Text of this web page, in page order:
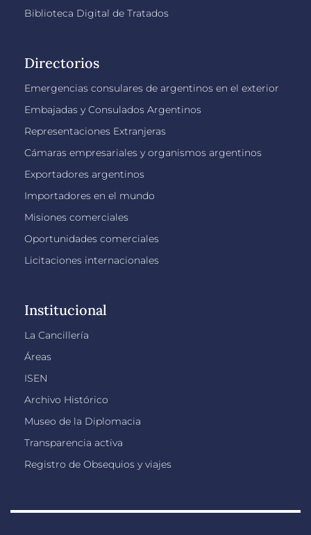
Biblioteca Digital de Tratados
Directorios
Emergencias consulares de argentinos en el exterior
Embajadas y Consulados Argentinos
Representaciones Extranjeras
Cámaras empresariales y organismos argentinos
Exportadores argentinos
Importadores en el mundo
Misiones comerciales
Oportunidades comerciales
Licitaciones internacionales
Institucional
La Cancillería
Áreas
ISEN
Archivo Histórico
Museo de la Diplomacia
Transparencia activa
Registro de Obsequios y viajes